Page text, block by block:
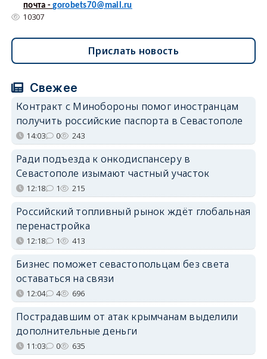
почта -gorobets70@mail.ru
10307
Прислать новость
Свежее
Контракт с Минобороны помог иностранцам
получить российские паспорта в Севастополе
14:03 0 243
Ради подъезда к онкодиспансеру в
Севастополе изымают частный участок
12:18 1 215
Российский топливный рынок ждёт глобальная
перенастройка
12:18 1 413
Бизнес поможет севастопольцам без света
оставаться на связи
12:04 4 696
Пострадавшим от атак крымчанам выделили
дополнительные деньги
11:03 0 635